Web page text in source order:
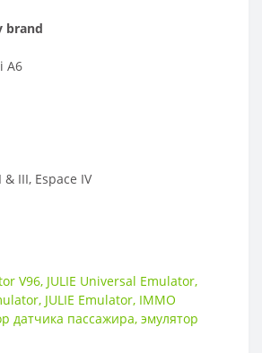
brand
A6
III, Espace IV
V96, JULIE Universal Emulator,
, JULIE Emulator, IMMO
датчика пассажира, эмулятор